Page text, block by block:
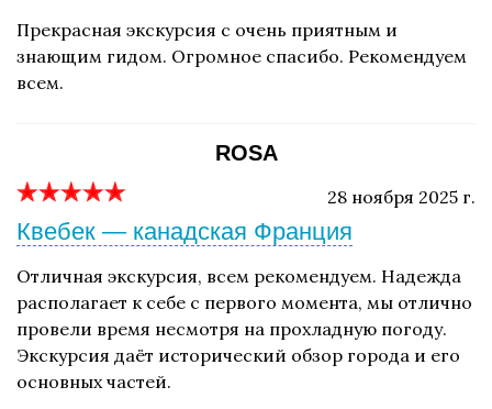
Прекрасная экскурсия с очень приятным и
знающим гидом. Огромное спасибо. Рекомендуем
всем.
ROSA
28 ноября 2025 г.
Квебек — канадская Франция
Отличная экскурсия, всем рекомендуем. Надежда
располагает к себе с первого момента, мы отлично
провели время несмотря на прохладную погоду.
Экскурсия даёт исторический обзор города и его
основных частей.